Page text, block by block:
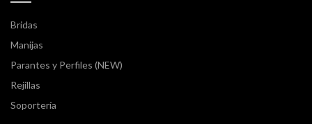
Bridas
Manijas
Parantes y Perfiles (NEW)
Rejillas
Soportería